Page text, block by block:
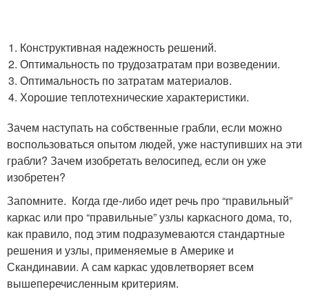
Конструктивная надежность решений.
Оптимальность по трудозатратам при возведении.
Оптимальность по затратам материалов.
Хорошие теплотехнические характеристики.
Зачем наступать на собственные грабли, если можно
воспользоваться опытом людей, уже наступивших на эти
грабли? Зачем изобретать велосипед, если он уже
изобретен?
Запомните. Когда где-либо идет речь про “правильный”
каркас или про “правильные” узлы каркасного дома, то,
как правило, под этим подразумеваются стандартные
решения и узлы, применяемые в Америке и
Скандинавии. А сам каркас удовлетворяет всем
вышеперечисленным критериям.